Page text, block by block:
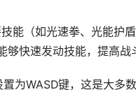
能（如光速拳、光能护
快速发动技能，提高战
置为WASD键，这是大多